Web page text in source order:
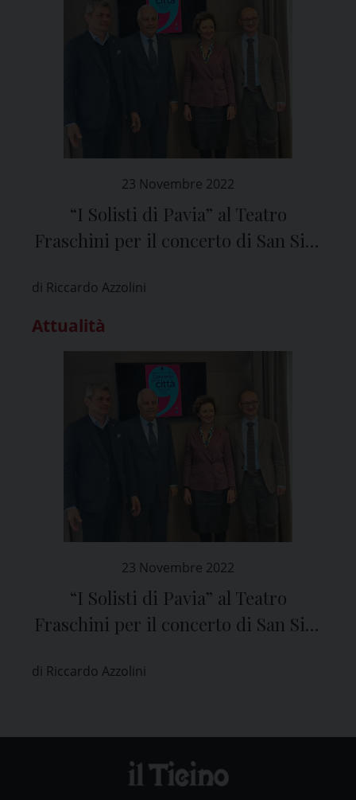
23 Novembre 2022
“I Solisti di Pavia” al Teatro
Fraschini per il concerto di San Siro
di Riccardo Azzolini
Attualità
23 Novembre 2022
“I Solisti di Pavia” al Teatro
Fraschini per il concerto di San Siro
di Riccardo Azzolini